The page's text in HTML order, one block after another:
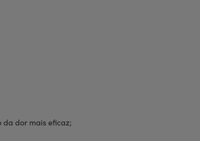
da dor mais eficaz;